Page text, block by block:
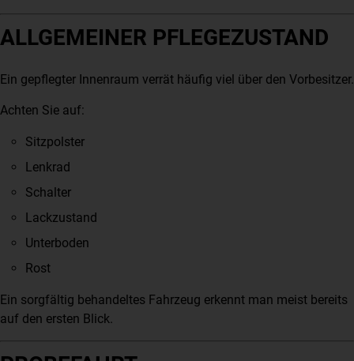
ALLGEMEINER PFLEGEZUSTAND
Ein gepflegter Innenraum verrät häufig viel über den Vorbesitzer.
Achten Sie auf:
Sitzpolster
Lenkrad
Schalter
Lackzustand
Unterboden
Rost
Ein sorgfältig behandeltes Fahrzeug erkennt man meist bereits
auf den ersten Blick.